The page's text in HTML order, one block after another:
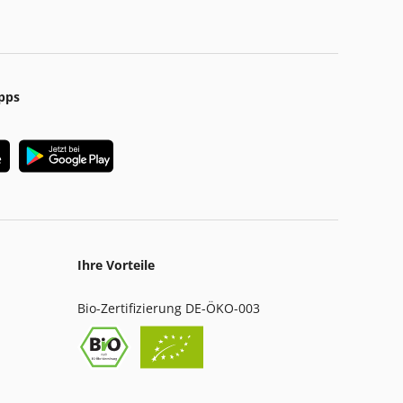
Ihre Vorteile
Bio-Zertifizierung DE-ÖKO-003